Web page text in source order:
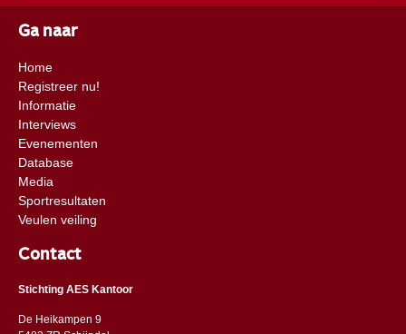
Ga naar
Home
Registreer nu!
Informatie
Interviews
Evenementen
Database
Media
Sportresultaten
Veulen veiling
Contact
Stichting AES Kantoor
De Heikampen 9